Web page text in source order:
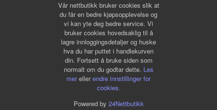
Vår nettbutikk bruker cookies slik at
du får en bedre kjøpsopplevelse og
vi kan yte deg bedre service. Vi
bruker cookies hovedsaklig til å
lagre innloggingsdetaljer og huske
hva du har puttet i handlekurven
din. Fortsett å bruke siden som
normalt om du godtar dette. Les
merellerendre innstillinger for
cookies.
Powered by 24Nettbutikk